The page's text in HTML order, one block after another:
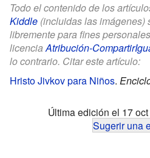
Todo el contenido de los
Kiddle (incluidas las imágenes)
libremente para fines
licenciaAtribución-
lo contrario. Citar este artículo:
Hristo Jivkov para Niños.
Última edición el 17
Sugerir una